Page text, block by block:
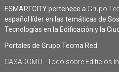
ESMARTCITY pertenece a Grupo
español líder en las temáticas de
Tecnologías en la Edificación y la
Portales de Grupo Tecma Red:
CASADOMO - Todo sobre Edificios